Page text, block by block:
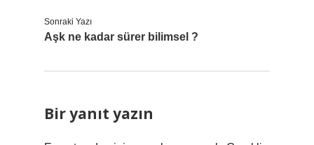
Sonraki Yazı
Aşk ne kadar sürer bilimsel ?
Bir yanıt yazın